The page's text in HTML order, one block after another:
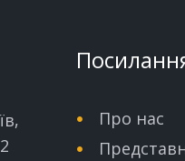
Про нас